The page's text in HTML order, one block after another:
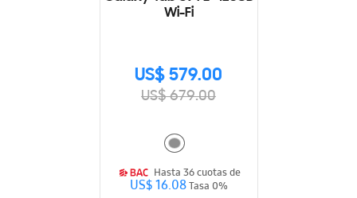
Wi-Fi
US$ 579.00
US$ 679.00
Hasta 36 cuotas de
US$ 16.08Tasa 0%